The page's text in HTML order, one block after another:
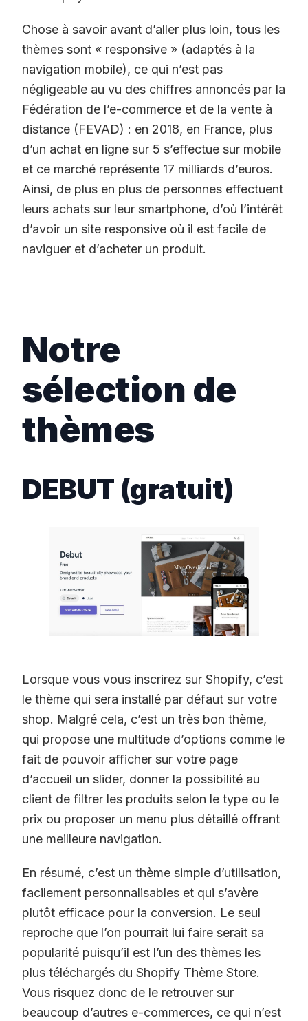
Chose à savoir avant d’aller plus loin, tous les
thèmes sont « responsive » (adaptés à la
navigation mobile), ce qui n’est pas
négligeable au vu des chiffres annoncés par la
Fédération de l’e-commerce et de la vente à
distance (FEVAD) : en 2018, en France, plus
d’un achat en ligne sur 5 s’effectue sur mobile
et ce marché représente 17 milliards d’euros.
Ainsi, de plus en plus de personnes effectuent
leurs achats sur leur smartphone, d’où l’intérêt
d’avoir un site responsive où il est facile de
naviguer et d’acheter un produit.
Notre
sélection de
thèmes
DEBUT (gratuit)
Lorsque vous vous inscrirez sur Shopify, c’est
le thème qui sera installé par défaut sur votre
shop. Malgré cela, c’est un très bon thème,
qui propose une multitude d’options comme le
fait de pouvoir afficher sur votre page
d’accueil un slider, donner la possibilité au
client de filtrer les produits selon le type ou le
prix ou proposer un menu plus détaillé offrant
une meilleure navigation.
En résumé, c’est un thème simple d’utilisation,
facilement personnalisables et qui s’avère
plutôt efficace pour la conversion. Le seul
reproche que l’on pourrait lui faire serait sa
popularité puisqu’il est l’un des thèmes les
plus téléchargés du Shopify Thème Store.
Vous risquez donc de le retrouver sur
beaucoup d’autres e-commerces, ce qui n’est